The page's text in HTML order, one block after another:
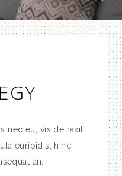
nec eu, vis detraxit
euripidis, hinc
an.